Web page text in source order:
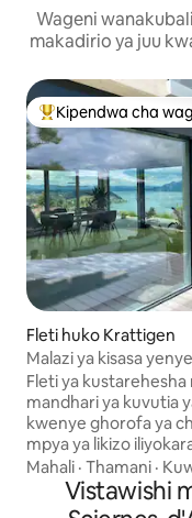
Wageni
makadirio ya juu
Kipendwa maarufu
Kipendwa cha
Fleti huko Krattigen
Malazi ya kisasa
kuvutia ya Ziwa Thun
Fleti ya kustarehesha
mandhari ya kuvutia
kwenye ghorofa ya
mpya ya likizo
sehemu tulivu ya kijiji
kuanzia kwa
na maziwa. Inafaa
Mahali · Thamani ·
Vistawishi